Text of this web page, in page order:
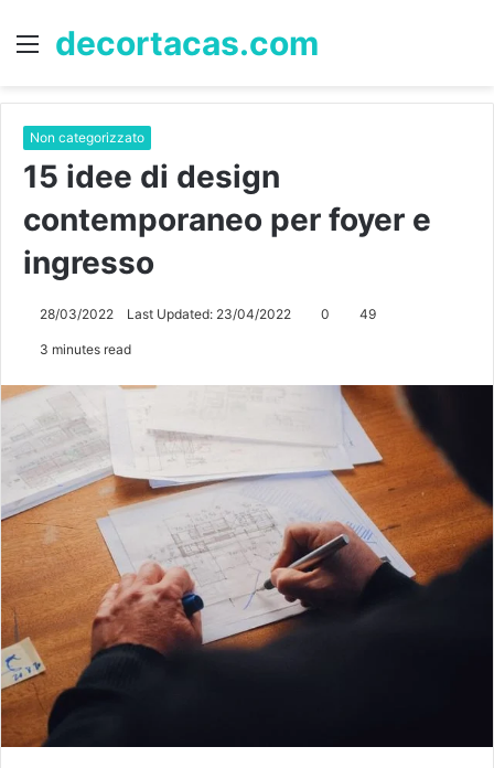
Menu
decortacas.com
Non categorizzato
15 idee di design
contemporaneo per foyer e
ingresso
28/03/2022 Last Updated: 23/04/2022 0 49
3 minutes read